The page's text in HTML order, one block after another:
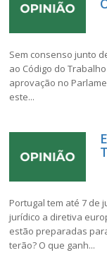
Sem consenso junto
ao Código do
aprovação no
este...
Portugal tem até 7 de
jurídico a diretiva
estão preparadas
terão? O que ganh...